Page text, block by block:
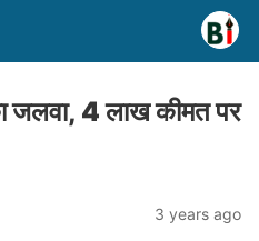
4 लाख कीमत पर
3 years ago